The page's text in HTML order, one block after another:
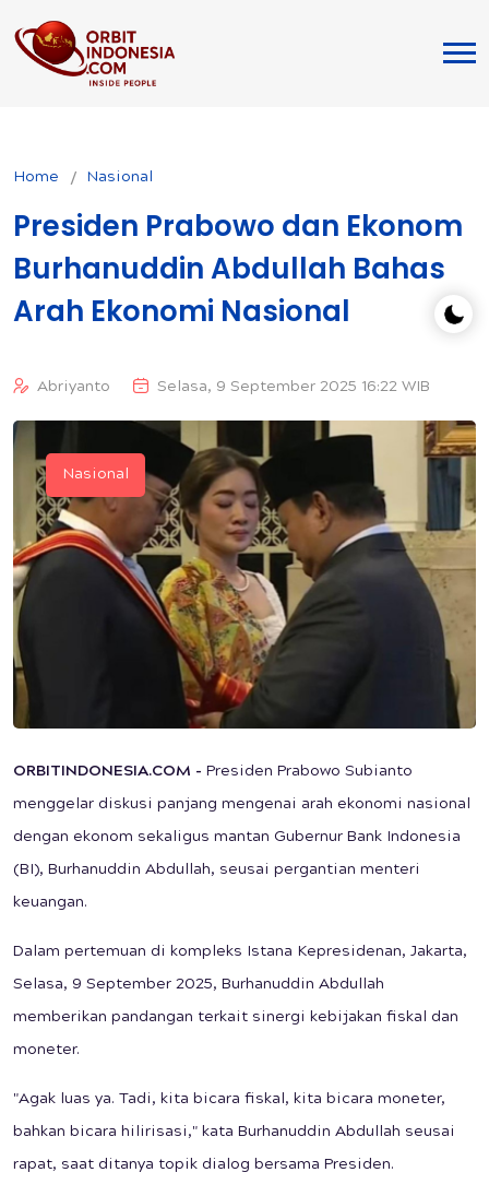
Home Nasional
Presiden Prabowo dan Ekonom
Burhanuddin Abdullah Bahas
Arah Ekonomi Nasional
Abriyanto Selasa, 9 September 2025 16:22 WIB
Nasional
ORBITINDONESIA.COM - Presiden Prabowo Subianto
menggelar diskusi panjang mengenai arah ekonomi nasional
dengan ekonom sekaligus mantan Gubernur Bank Indonesia
(BI), Burhanuddin Abdullah, seusai pergantian menteri
keuangan.
Dalam pertemuan di kompleks Istana Kepresidenan, Jakarta,
Selasa, 9 September 2025, Burhanuddin Abdullah
memberikan pandangan terkait sinergi kebijakan fiskal dan
moneter.
"Agak luas ya. Tadi, kita bicara fiskal, kita bicara moneter,
bahkan bicara hilirisasi," kata Burhanuddin Abdullah seusai
rapat, saat ditanya topik dialog bersama Presiden.